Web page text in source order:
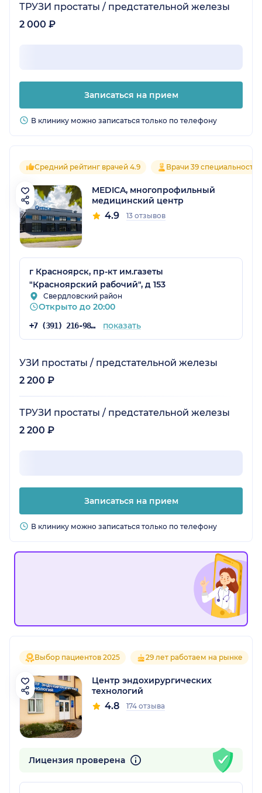
ТРУЗИ простаты / предстательной железы
2 000 ₽
Записаться на прием
В клинику можно записаться только по телефону
Средний рейтинг врачей 4.9 Врачи 39 специальностей
MEDICA, многопрофильный
медицинский центр
4.9 13 отзывов
г Красноярск, пр-кт им.газеты
"Красноярский рабочий", д 153
Свердловский район
Открыто до 20:00
+7 (391) 216-98-62 показать
УЗИ простаты / предстательной железы
2 200 ₽
ТРУЗИ простаты / предстательной железы
2 200 ₽
Записаться на прием
В клинику можно записаться только по телефону
Выбор пациентов 2025 29 лет работаем на рынке
Центр эндохирургических
технологий
4.8 174 отзыва
Лицензия проверена